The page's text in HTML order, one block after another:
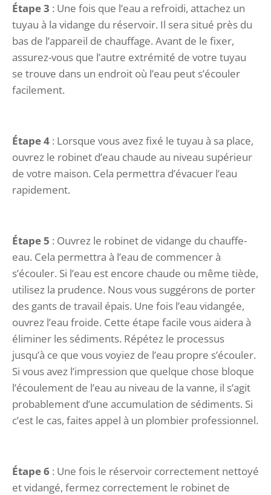
Étape 3 : Une fois que l’eau a refroidi, attachez un
tuyau à la vidange du réservoir. Il sera situé près du
bas de l’appareil de chauffage. Avant de le fixer,
assurez-vous que l’autre extrémité de votre tuyau
se trouve dans un endroit où l’eau peut s’écouler
facilement.
Étape 4 : Lorsque vous avez fixé le tuyau à sa place,
ouvrez le robinet d’eau chaude au niveau supérieur
de votre maison. Cela permettra d’évacuer l’eau
rapidement.
Étape 5 : Ouvrez le robinet de vidange du chauffe-
eau. Cela permettra à l’eau de commencer à
s’écouler. Si l’eau est encore chaude ou même tiède,
utilisez la prudence. Nous vous suggérons de porter
des gants de travail épais. Une fois l’eau vidangée,
ouvrez l’eau froide. Cette étape facile vous aidera à
éliminer les sédiments. Répétez le processus
jusqu’à ce que vous voyiez de l’eau propre s’écouler.
Si vous avez l’impression que quelque chose bloque
l’écoulement de l’eau au niveau de la vanne, il s’agit
probablement d’une accumulation de sédiments. Si
c’est le cas, faites appel à un plombier professionnel.
Étape 6 : Une fois le réservoir correctement nettoyé
et vidangé, fermez correctement le robinet de